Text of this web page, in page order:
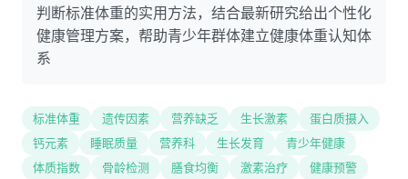
判断标准体重的实用方法，结合最新研究给出个性化
健康管理方案，帮助青少年群体建立健康体重认知体
系
标准体重 遗传因素 营养缺乏 生长激素
蛋白质摄入
钙元素
睡眠质量 营养科 生长发育
青少年健康
体质指数
骨龄检测 膳食均衡 激素治疗 健康预警